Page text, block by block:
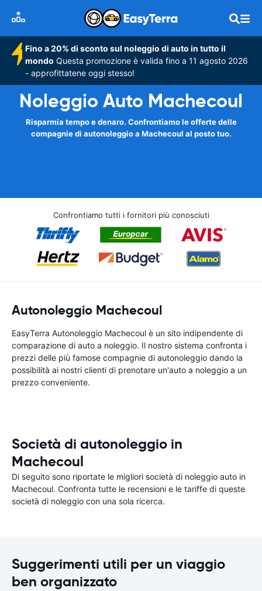
Fino a 20% di sconto sul noleggio di auto in tutto il
mondo Questa promozione è valida fino a 11 agosto 2026
- approfittatene oggi stesso!
Noleggio Auto Machecoul
Risparmia tempo e denaro. Confrontiamo le offerte delle
compagnie di autonoleggio a Machecoul al posto tuo.
Confrontiamo tutti i fornitori più conosciuti
Autonoleggio Machecoul
EasyTerra Autonoleggio Machecoul è un sito indipendente di
comparazione di auto a noleggio. Il nostro sistema confronta i
prezzi delle più famose compagnie di autonoleggio dando la
possibilità ai nostri clienti di prenotare un'auto a noleggio a un
prezzo conveniente.
Società di autonoleggio in
Machecoul
Di seguito sono riportate le migliori società di noleggio auto in
Machecoul. Confronta tutte le recensioni e le tariffe di queste
società di noleggio con una sola ricerca.
Suggerimenti utili per un viaggio
ben organizzato